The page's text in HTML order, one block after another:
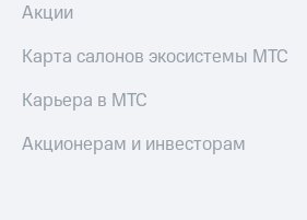
Акции
Карта салонов экосистемы МТС
Карьера в МТС
Акционерам и инвесторам